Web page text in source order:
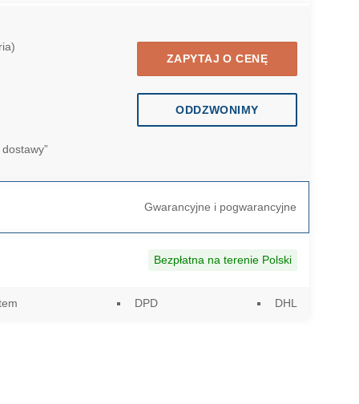
ZAPYTAJ O CENĘ
ODDZWONIMY
Gwarancyjne i pogwarancyjne
Bezpłatna na terenie Polski
DPD DHL